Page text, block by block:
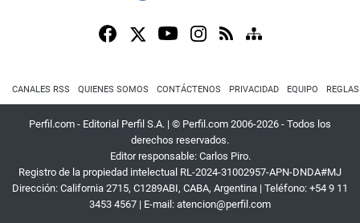
CANALES RSS QUIENES SOMOS CONTÁCTENOS PRIVACIDAD EQUIPO
Perfil.com - Editorial Perfil S.A. | © Perfil.com 2006-2026 - Todos los
derechos reservados.
Editor responsable: Carlos Piro.
Registro de la propiedad intelectual RL-2024-31002957-APN-DNDA#MJ
Dirección: California 2715, C1289ABI, CABA, Argentina | Teléfono: +54 9 11
3453 4567 | E-mail: atencion@perfil.com